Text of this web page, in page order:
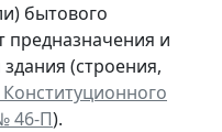
бытового
предназначения и
(строения,
46-П).